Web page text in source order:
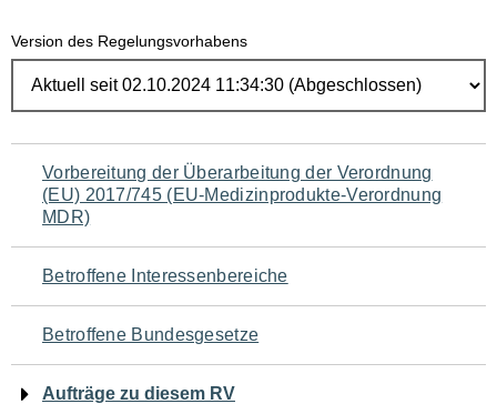
Version des Regelungsvorhabens
Navigation
für
den
Seiteninhalt
Vorbereitung der Überarbeitung der Verordnung
(EU) 2017/745 (EU-Medizinprodukte-Verordnung
MDR)
Betroffene Interessenbereiche
Betroffene Bundesgesetze
Aufträge zu diesem RV